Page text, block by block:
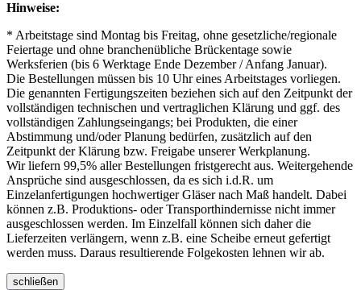
Hinweise:
* Arbeitstage sind Montag bis Freitag, ohne gesetzliche/regionale
Feiertage und ohne branchenübliche Brückentage sowie
Werksferien (bis 6 Werktage Ende Dezember / Anfang Januar).
Die Bestellungen müssen bis 10 Uhr eines Arbeitstages vorliegen.
Die genannten Fertigungszeiten beziehen sich auf den Zeitpunkt der
vollständigen technischen und vertraglichen Klärung und ggf. des
vollständigen Zahlungseingangs; bei Produkten, die einer
Abstimmung und/oder Planung bedürfen, zusätzlich auf den
Zeitpunkt der Klärung bzw. Freigabe unserer Werkplanung.
Wir liefern 99,5% aller Bestellungen fristgerecht aus. Weitergehende
Ansprüche sind ausgeschlossen, da es sich i.d.R. um
Einzelanfertigungen hochwertiger Gläser nach Maß handelt. Dabei
können z.B. Produktions- oder Transporthindernisse nicht immer
ausgeschlossen werden. Im Einzelfall können sich daher die
Lieferzeiten verlängern, wenn z.B. eine Scheibe erneut gefertigt
werden muss. Daraus resultierende Folgekosten lehnen wir ab.
schließen